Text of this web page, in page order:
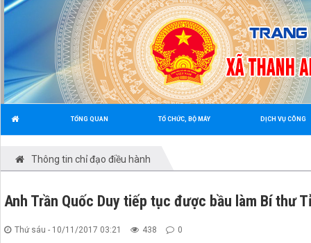
TỔNG QUAN TỔ CHỨC, BỘ MÁY DỊCH VỤ CÔNG
Thông tin chỉ đạo điều hành
Anh Trần Quốc Duy tiếp tục được bầu làm Bí thư
Thứ sáu - 10/11/2017 03:21 438 0